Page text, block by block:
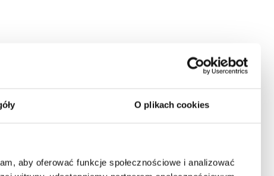
O plikach cookies
aby oferować funkcje społecznościowe i analizować
Ścienna